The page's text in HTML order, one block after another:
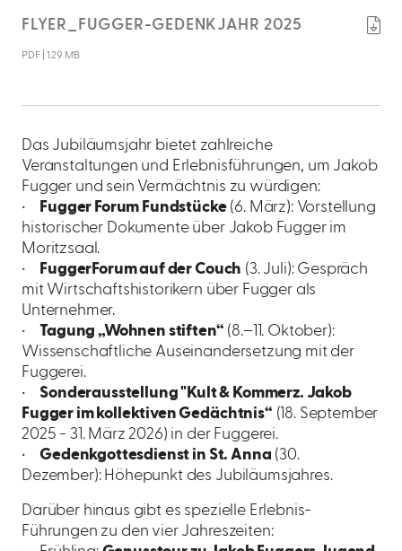
FLYER_FUGGER-GEDENKJAHR 2025
PDF | 1.29 MB
download
Das Jubiläumsjahr bietet zahlreiche
Veranstaltungen und Erlebnisführungen, um Jakob
Fugger und sein Vermächtnis zu würdigen:
•
Fugger Forum Fundstücke(6. März): Vorstellung
historischer Dokumente über Jakob Fugger im
Moritzsaal.
•
FuggerForum auf der Couch (3. Juli): Gespräch
mit Wirtschaftshistorikern über Fugger als
Unternehmer.
•Tagung „Wohnen stiften“ (8.–11. Oktober):
Wissenschaftliche Auseinandersetzung mit der
Fuggerei.
• Sonderausstellung "Kult & Kommerz. Jakob
Fugger im kollektiven Gedächtnis“ (18. September
2025 - 31. März 2026) in der Fuggerei.
•Gedenkgottesdienst in St. Anna (30.
Dezember): Höhepunkt des Jubiläumsjahres.
Darüber hinaus gibt es spezielle Erlebnis-
Führungen zu den vier Jahreszeiten: